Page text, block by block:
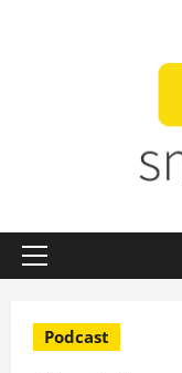
Primäres
Podcast